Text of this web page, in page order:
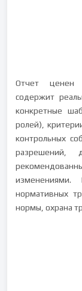
Отчет ценен
содержит
конкретные
ролей),
контрольных
разрешений,
нормативных
нормы, охрана